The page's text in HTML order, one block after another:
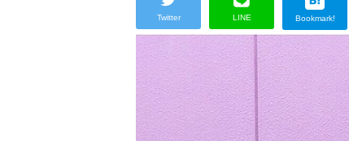
Twitter LINE Bookmark!